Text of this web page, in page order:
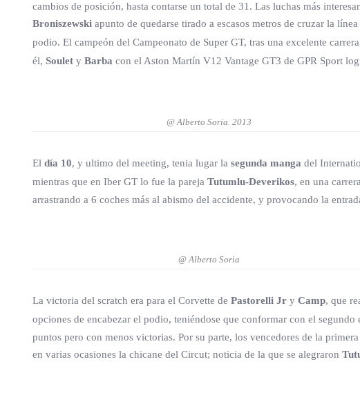
cambios de posición, hasta contarse un total de 31. Las luchas más
Broniszewski apunto de quedarse tirado a escasos metros de cruzar la
podio. El campeón del Campeonato de Super GT, tras una excelente
él, Soulet y Barba con el Aston Martín V12 Vantage GT3 de GPR Sport
@ Alberto Soria. 2013
El día 10, y ultimo del meeting, tenia lugar la segunda manga del
mientras que en Iber GT lo fue la pareja Tutumlu-Deverikos, en una
arrastrando a 6 coches más al abismo del accidente, y provocando la
@ Alberto Soria
La victoria del scratch era para el Corvette de Pastorelli Jr y Camp, que
opciones de encabezar el podio, teniéndose que conformar con el
puntos pero con menos victorias. Por su parte, los vencedores de la
en varias ocasiones la chicane del Circut; noticia de la que se alegraron